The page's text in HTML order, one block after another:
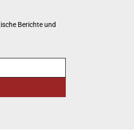
Berichte und